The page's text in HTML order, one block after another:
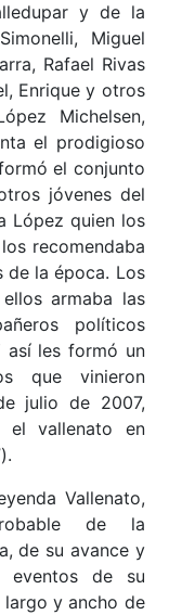
y de la
Miguel
Rafael Rivas
Enrique y otros
Michelsen,
el prodigioso
el conjunto
jóvenes del
López quien los
recomendaba
de la época. Los
armaba las
políticos
así les formó un
que vinieron
julio de 2007,
el vallenato en
Vallenato,
de la
de su avance y
eventos de su
y ancho de